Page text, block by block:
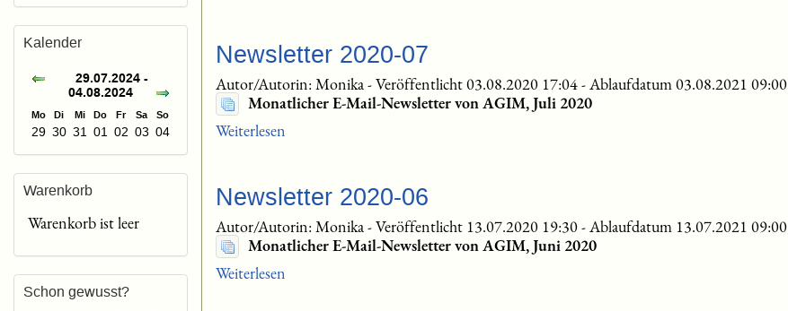
Newsletter 2020-07
Autor/Autorin: Monika-Veröffentlicht 03.08.2020 17:04-Ablaufdatum 03.08.2021 09:00
Monatlicher E-Mail-Newsletter von AGIM, Juli 2020
Weiterlesen
Newsletter 2020-06
Autor/Autorin: Monika-Veröffentlicht 13.07.2020 19:30-Ablaufdatum 13.07.2021 09:00
Monatlicher E-Mail-Newsletter von AGIM, Juni 2020
Weiterlesen
Kalender
29.07.2024 -
04.08.2024
Mo Di Mi Do Fr Sa So
29 30 31 01 02 03 04
Warenkorb
Warenkorb ist leer
Schon gewusst?